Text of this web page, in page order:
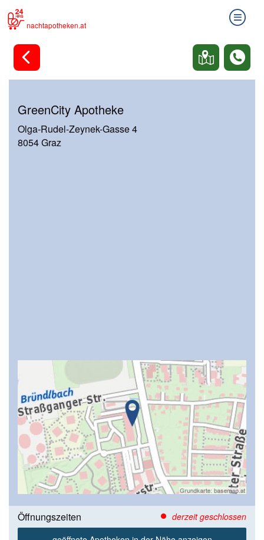
nachtapotheken.at
GreenCity Apotheke
Olga-Rudel-Zeynek-Gasse 4
8054 Graz
Öffnungszeiten
derzeit geschlossen